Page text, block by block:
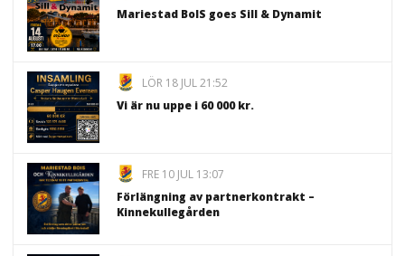
Mariestad BoIS goes Sill & Dynamit
LÖR 18 JUL 21:52
Vi är nu uppe i 60 000 kr.
FRE 10 JUL 13:07
Förlängning av partnerkontrakt –
Kinnekullegården